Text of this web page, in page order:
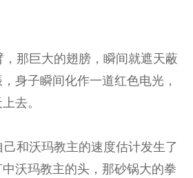
那巨大的翅膀，瞬间就遮天蔽
身子瞬间化作一道红色电光，
去。
和沃玛教主的速度估计发生了
沃玛教主的头，那砂锅大的拳